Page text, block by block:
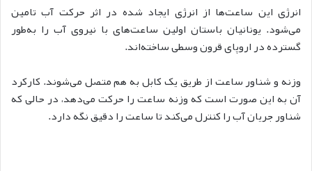
انرژی این ساعت‌ها از انرژی ایجاد شده در اثر حرکت آب تامین
می‌شود. یونانیان باستان اولین ساعت‌های با نیروی آب را به‌طور
گسترده در اروپای قرون وسطی ساخته‌اند.
وزنه و شناور ساعت از طریق یک کابل به هم متصل می‌شوند. کارکرد
آن به این صورت است که وزنه ساعت را حرکت می‌دهد، در حالی که
شناور جریان آب را کنترل می‌کند تا ساعت را دقیق نگه دارد.